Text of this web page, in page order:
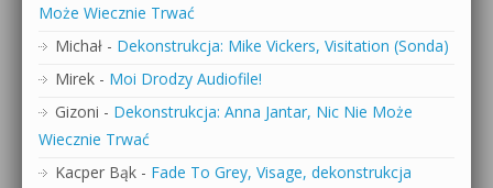
Może Wiecznie Trwać
Michał - Dekonstrukcja: Mike Vickers, Visitation (Sonda)
Mirek - Moi Drodzy Audiofile!
Gizoni - Dekonstrukcja: Anna Jantar, Nic Nie Może
Wiecznie Trwać
Kacper Bąk - Fade To Grey, Visage, dekonstrukcja